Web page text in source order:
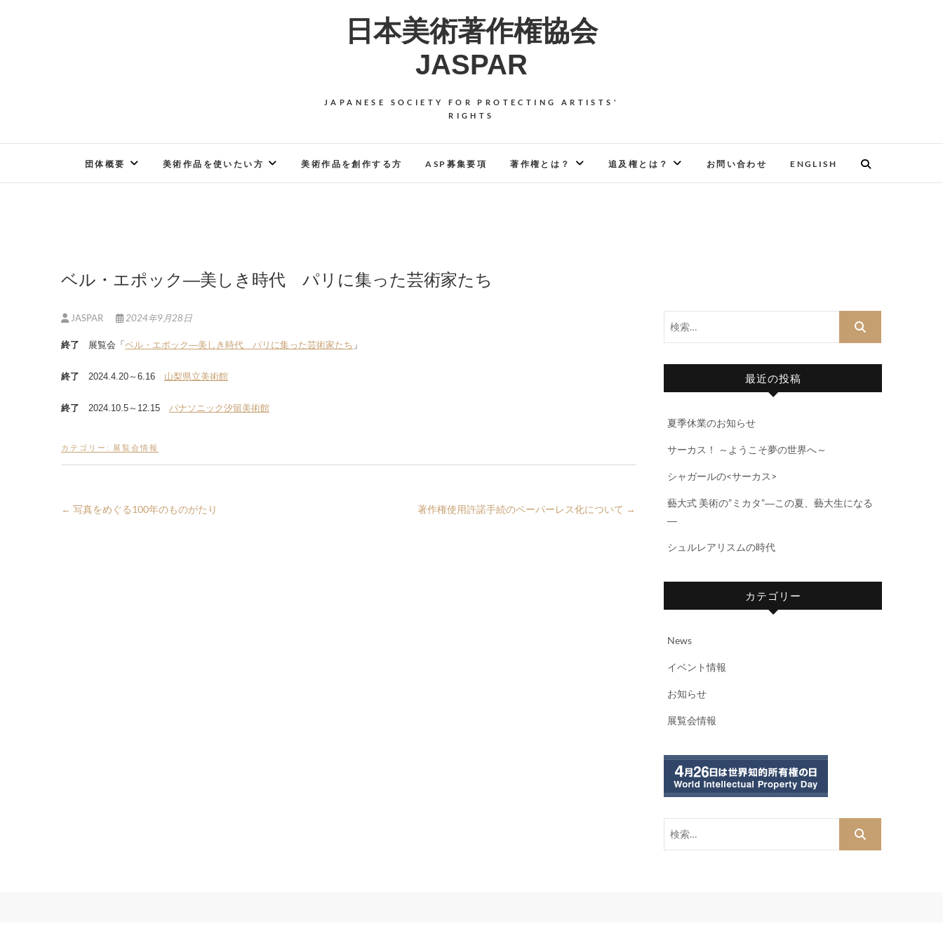
日本美術著作権協会
JASPAR
JAPANESE SOCIETY FOR PROTECTING ARTISTS'
RIGHTS
団体概要 美術作品を使いたい方 美術作品を創作する方 ASP募集要項 著作権とは？ 追及権とは？ お問い合わせ ENGLISH
ベル・エポック―美しき時代 パリに集った芸術家たち
JASPAR 2024年9月28日
終了 展覧会「ベル・エポック―美しき時代 パリに集った芸術家たち 」
終了 2024.4.20～6.16 山梨県立美術館
終了 2024.10.5～12.15 パナソニック汐留美術館
カテゴリー: 展覧会情報
← 写真をめぐる100年のものがたり 著作権使用許諾手続のペーパーレス化について →
最近の投稿
夏季休業のお知らせ
サーカス！ ～ようこそ夢の世界へ～
シャガールの<サーカス>
藝大式 美術の”ミカタ”―この夏、藝大生になる
―
シュルレアリスムの時代
カテゴリー
News
イベント情報
お知らせ
展覧会情報